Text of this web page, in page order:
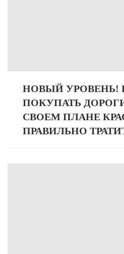
НОВЫЙ УРОВЕНЬ!
ПОКУПАТЬ
СВОЕМ ПЛАНЕ
ПРАВИЛЬНО